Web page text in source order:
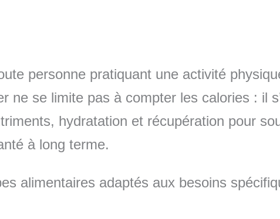
personne pratiquant une activité
ne se limite pas à compter les calories : il
hydratation et récupération pour
à long terme.
alimentaires adaptés aux besoins